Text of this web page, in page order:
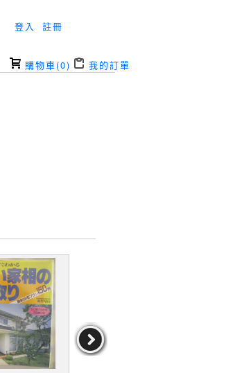
登入 註冊
購物車(0) 我的訂單